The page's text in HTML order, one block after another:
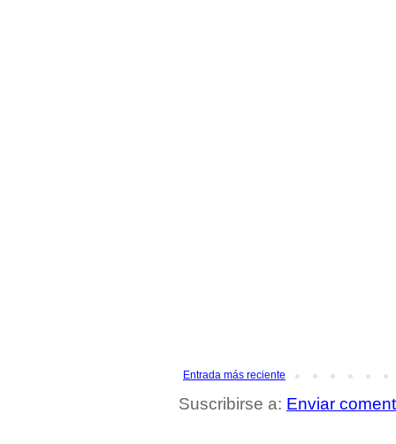
Entrada más reciente
Suscribirse a: Enviar